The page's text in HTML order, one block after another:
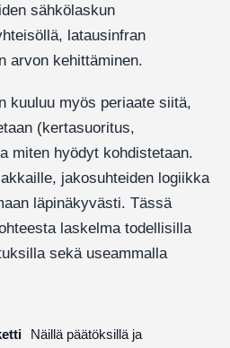
sähkölaskun
latausinfran
arvon kehittäminen.
kuuluu myös periaate siitä,
(kertasuoritus,
miten hyödyt kohdistetaan.
jakosuhteiden logiikka
läpinäkyvästi. Tässä
laskelma todellisilla
sekä useammalla
Näillä päätöksillä ja